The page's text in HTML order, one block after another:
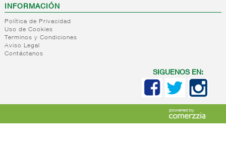
INFORMACIÓN
Política de Privacidad
Uso de Cookies
Terminos y Condiciones
Aviso Legal
Contáctanos
SIGUENOS EN: